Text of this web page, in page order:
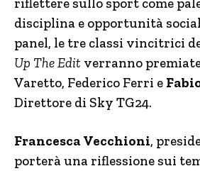
disciplina e opportunità
panel, le tre classi vincitrici
Up The Edit verranno
Varetto, Federico Ferri e
Direttore di Sky TG24.
Francesca Vecchioni,
porterà una riflessione sui